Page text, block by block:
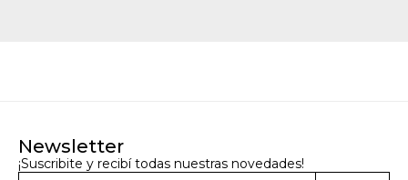
Newsletter
¡Suscribite y recibí todas nuestras novedades!